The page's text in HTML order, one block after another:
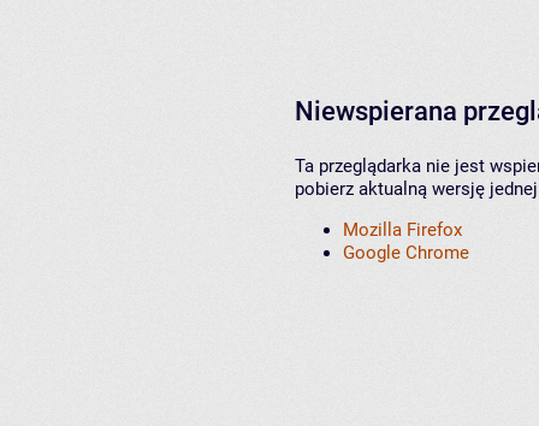
Niewspierana
Ta przeglądarka nie jest
pobierz aktualną wersję
Mozilla Firefox
Google Chrome